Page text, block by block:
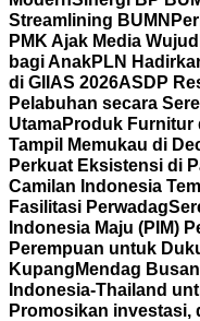
Streamlining BUMN
PMK Ajak Media
bagi AnakPLN
di GIIAS 2026ASDP
Pelabuhan secara
UtamaProduk Furnitur
Tampil Memukau di
Perkuat Eksistensi di
Camilan Indonesia
Fasilitasi Perwadag
Indonesia Maju (PIM)
Perempuan untuk
Kupang Mendag
Indonesia-Thailand
Promosikan investasi,